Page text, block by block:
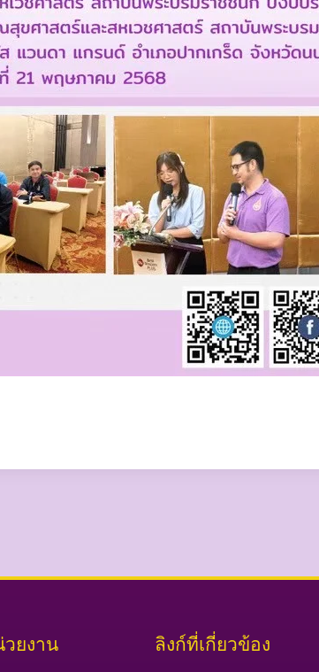
ยงาน ลิงก์ที่เกี่ยวข้อง